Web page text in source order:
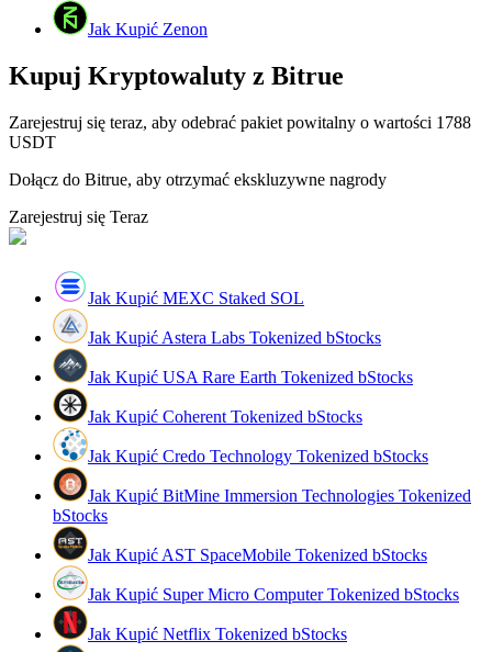
Przewodnik
Przewodnik dla początkujących dotyczący kontraktów futures
Strategie handlowe
Dowiedz się, jak zachować rentowność
Jak Kupić Zenon
Kupuj Kryptowaluty z Bitrue
Zarejestruj się teraz, aby odebrać pakiet powitalny o wartości 1788
USDT
Dołącz do Bitrue, aby otrzymać ekskluzywne nagrody
Zarejestruj się Teraz
Jak Kupić MEXC Staked SOL
Jak Kupić Astera Labs Tokenized bStocks
Jak Kupić USA Rare Earth Tokenized bStocks
Jak Kupić Coherent Tokenized bStocks
Jak Kupić Credo Technology Tokenized bStocks
Jak Kupić BitMine Immersion Technologies Tokenized
bStocks
Jak Kupić AST SpaceMobile Tokenized bStocks
Jak Kupić Super Micro Computer Tokenized bStocks
Jak Kupić Netflix Tokenized bStocks